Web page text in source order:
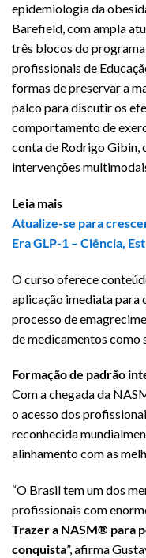
epidemiologia da
Barefield, com ampla
três blocos do
profissionais de
formas de preservar a
palco para discutir os
comportamento de
conta de Rodrigo Gibin,
intervenções
Leia mais
Atualize-se para
Era GLP-1 – Ciência,
O curso oferece
aplicação imediata para
processo de
de medicamentos como
Formação de padrão
Com a chegada da
o acesso dos
reconhecida
alinhamento com as
“O Brasil tem um dos
profissionais com
Trazer a NASM® para
conquista”, afirma